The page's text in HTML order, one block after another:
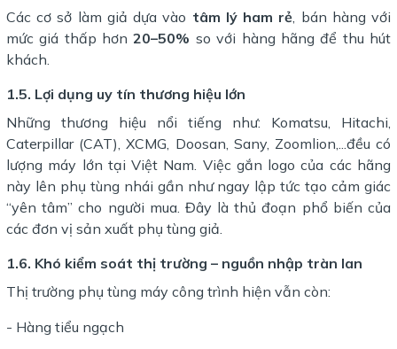
Các cơ sở làm giả dựa vào tâm lý ham rẻ, bán hàng với
mức giá thấp hơn20–50% so với hàng hãng để thu hút
khách.
1.5. Lợi dụng uy tín thương hiệu lớn
Những thương hiệu nổi tiếng như: Komatsu, Hitachi,
Caterpillar (CAT), XCMG, Doosan, Sany, Zoomlion,...đều có
lượng máy lớn tại Việt Nam. Việc gắn logo của các hãng
này lên phụ tùng nhái gần như ngay lập tức tạo cảm giác
“yên tâm” cho người mua. Đây là thủ đoạn phổ biến của
các đơn vị sản xuất phụ tùng giả.
1.6. Khó kiểm soát thị trường – nguồn nhập tràn lan
Thị trường phụ tùng máy công trình hiện vẫn còn:
- Hàng tiểu ngạch